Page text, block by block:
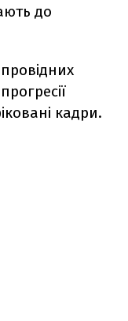
до
кадри.